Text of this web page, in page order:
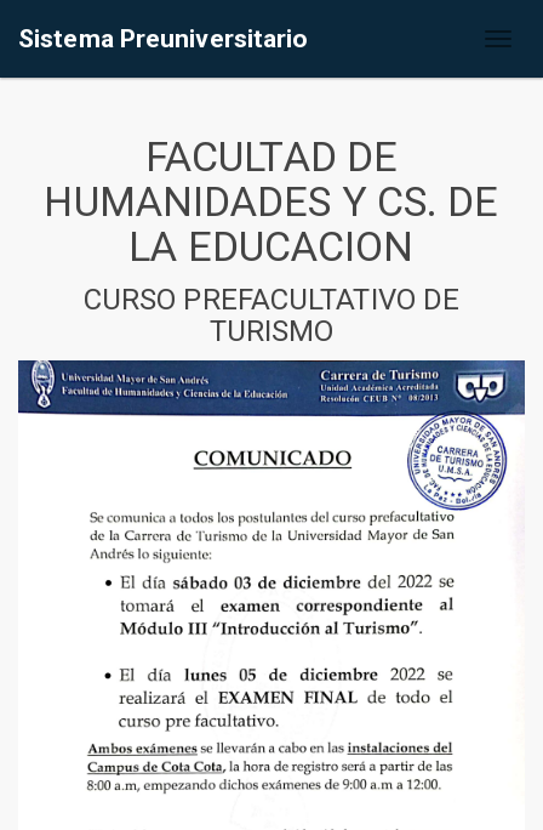
Sistema Preuniversitario
FACULTAD DE
HUMANIDADES Y CS. DE
LA EDUCACION
CURSO PREFACULTATIVO DE
TURISMO